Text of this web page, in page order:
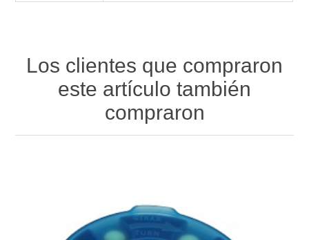
Los clientes que compraron
este artículo también
compraron